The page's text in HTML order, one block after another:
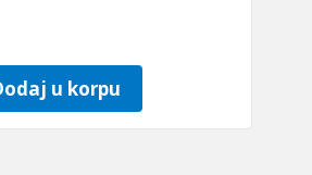
u korpu